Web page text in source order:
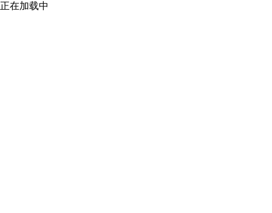
正在加载中